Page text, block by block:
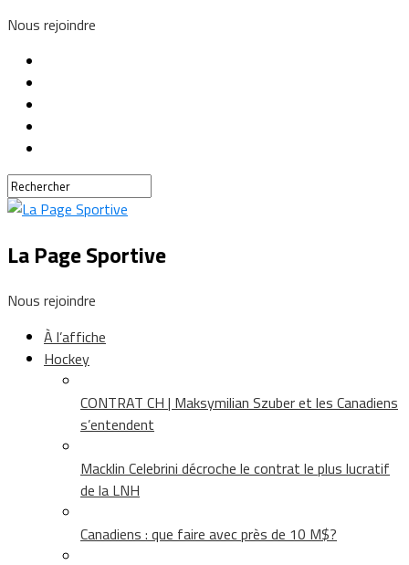
Nous rejoindre
La Page Sportive
Nous rejoindre
À l’affiche
Hockey
CONTRAT CH | Maksymilian Szuber et les Canadiens
s’entendent
Macklin Celebrini décroche le contrat le plus lucratif
de la LNH
Canadiens : que faire avec près de 10 M$?